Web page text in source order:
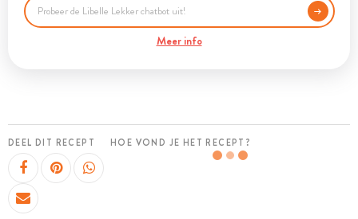
Meer info
DEEL DIT RECEPT HOE VOND JE HET RECEPT?